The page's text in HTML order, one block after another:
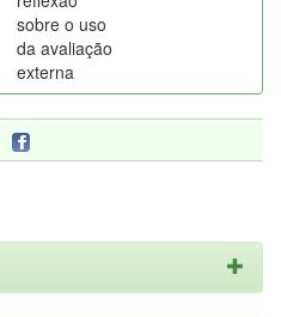
sobre o uso
da avaliação
externa